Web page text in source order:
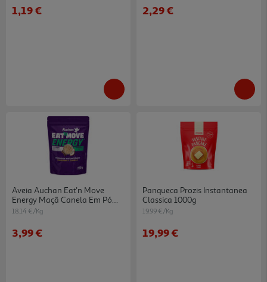
1,19 € 2,29 €
Aveia Auchan Eat'n Move
Energy Maçã Canela Em Pó
220g
18.14 €/Kg
3,99 €
Panqueca Prozis Instantanea
Classica 1000g
19.99 €/Kg
19,99 €